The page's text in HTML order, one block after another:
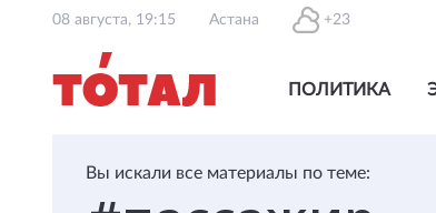
08 августа, 19:15 Астана +23
ПОЛИТИКА
Вы искали все материалы по теме: